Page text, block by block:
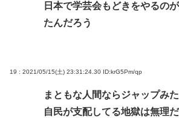
日本で学芸会もどきをやるの
たんだろう
19 : 2021/05/15(土) 23:31:24.30 ID:krG5Pm/qp
まともな人間ならジャップみ
自民が支配してる地獄は無理